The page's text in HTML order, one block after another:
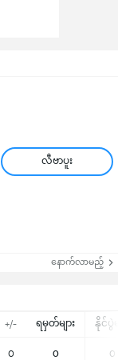
လီဗာပူး
နောက်လာမည့်
+/- ရမှတ်များ နိုင်ပွဲမ
0 0 0